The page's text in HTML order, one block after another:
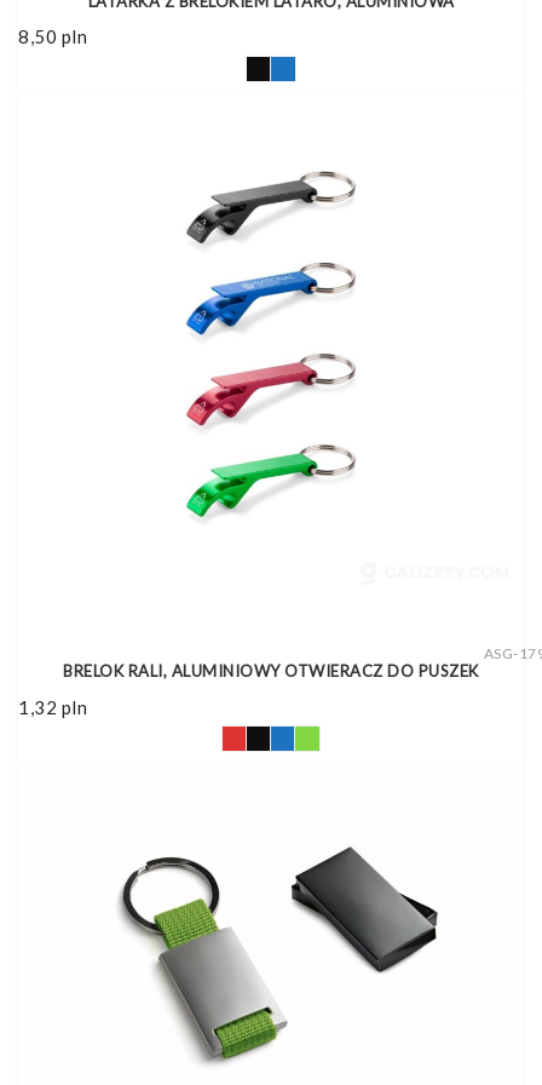
8,50 pln
ASG-
BRELOK RALI, ALUMINIOWY OTWIERACZ DO PUSZEK
1,32 pln